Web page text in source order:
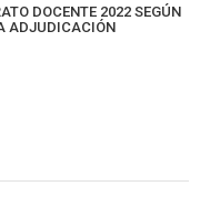
DOCENTE 2022 SEGÚN
ADJUDICACIÓN